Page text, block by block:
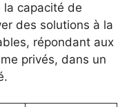
capacité de
des solutions à la
répondant aux
privés, dans un